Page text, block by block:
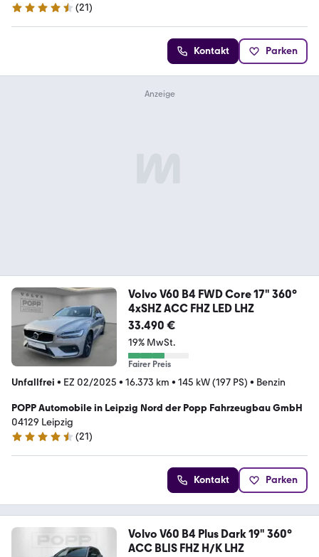
4.7 Sterne
(21)
Kontakt Parken
Volvo V60 B4 FWD Core 17" 360°
4xSHZ ACC FHZ LED LHZ
33.490 €
19% MwSt.
Fairer Preis
Unfallfrei • EZ 02/2025 • 16.373 km • 145 kW (197 PS) • Benzin
POPP Automobile in Leipzig Nord der Popp Fahrzeugbau GmbH
04129 Leipzig
4.7 Sterne
(21)
Kontakt Parken
Volvo V60 B4 Plus Dark 19" 360°
ACC BLIS FHZ H/K LHZ